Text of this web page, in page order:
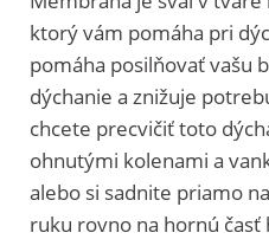
ktorý vám pomáha pri
pomáha posilňovať vašu
dýchanie a znižuje
chcete precvičiť toto
ohnutými kolenami a
alebo si sadnite priamo
ruku rovno na hornú